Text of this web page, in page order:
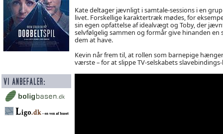
Kate deltager jævnligt i samtale-sessions i en
livet. Forskellige karaktertræk mødes, for
sin egen opfattelse af idealvægt og Toby, der
selvfølgelig sammen og formår give hinanden
dem at have.
Kevin når frem til, at rollen som barnepige
værste – for at slippe TV-selskabets